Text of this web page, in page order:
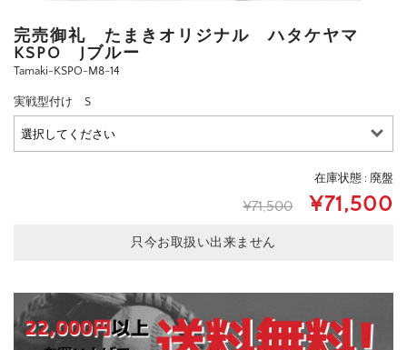
完売御礼 たまきオリジナル ハタケヤマ
KSPO Jブルー
Tamaki-KSPO-M8-14
実戦型付け S
在庫状態 : 廃盤
¥71,500 ¥71,500
只今お取扱い出来ません